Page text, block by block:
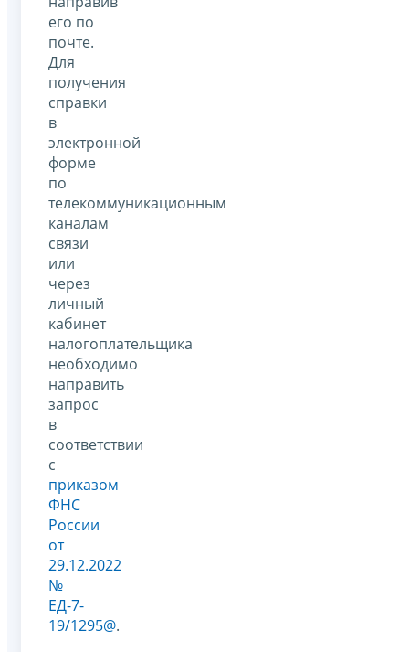
его по
почте.
Для
получения
справки
в
электронной
форме
по
телекоммуникационным
каналам
связи
или
через
личный
кабинет
налогоплательщика
необходимо
направить
запрос
в
соответствии
с
приказом
ФНС
России
от
29.12.2022
№
ЕД-7-
19/1295@.